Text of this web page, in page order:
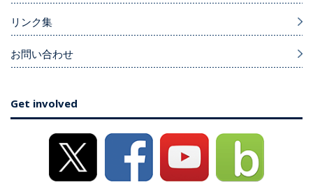
リンク集
お問い合わせ
Get involved